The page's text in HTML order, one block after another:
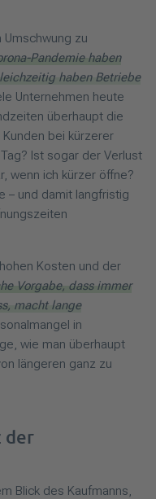
zu
Pandemie haben
haben Betriebe
Unternehmen heute
überhaupt die
bei kürzerer
Ist sogar der Verlust
wenn ich kürzer öffne?
– und damit langfristig
Kosten und der
Vorgabe, dass immer
macht lange
in
wie man überhaupt
längeren ganz zu
der
Blick des Kaufmanns,